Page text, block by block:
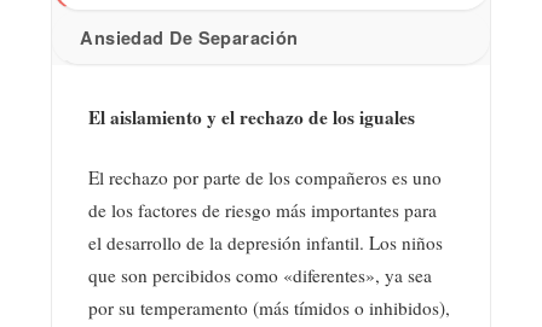
Ansiedad De Separación
El aislamiento y el rechazo de los iguales
El rechazo por parte de los compañeros es uno
de los factores de riesgo más importantes para
el desarrollo de la depresión infantil. Los niños
que son percibidos como «diferentes», ya sea
por su temperamento (más tímidos o inhibidos),